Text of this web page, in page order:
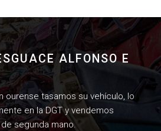
ALFONSO E
ourense tasamos su vehículo, lo
en la DGT y vendemos
segunda mano.